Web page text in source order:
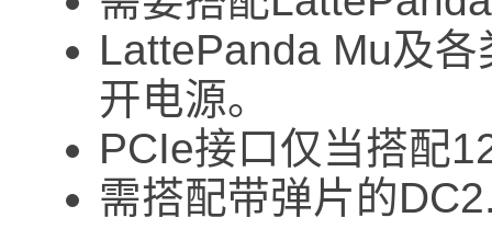
LattePanda Mu及
开电源。
PCIe接口仅当搭配
需搭配带弹片的